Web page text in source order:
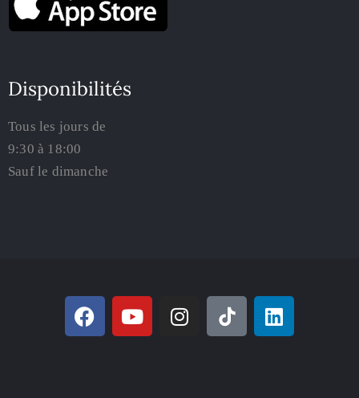
Disponibilités
Tous les jours de
9:30 à 18:00
Sauf le dimanche